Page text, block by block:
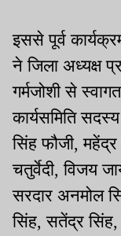
इससे पूर्व
ने जिला अध्यक्ष
गर्मजोशी से
कार्यसमिति
सिंह फौजी, महेंद्र
चतुर्वेदी, विजय
सरदार अनमोल
सिंह, सतेंद्र सिंह,